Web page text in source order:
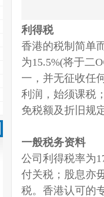
利得税
香港的税制简单
为15.5%(将于二
一，并无征收任
利润，始须课税
免税额及折旧规
一般税务资料
公司利得税率为
付关税；股息亦
税。香港认可的